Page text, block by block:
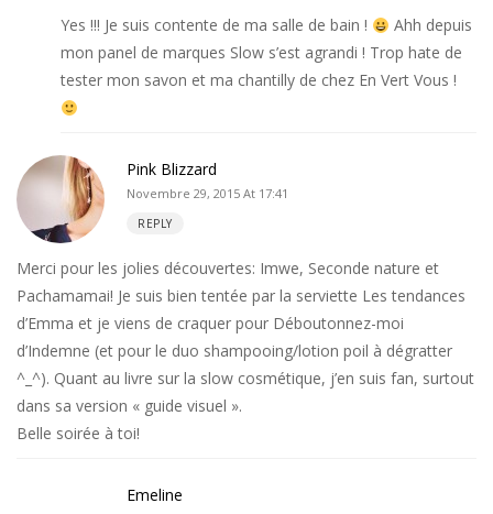
Yes !!! Je suis contente de ma salle de bain !
Ahh depuis
mon panel de marques Slow s’est agrandi ! Trop hate de
tester mon savon et ma chantilly de chez En Vert Vous !
Pink Blizzard
Novembre 29, 2015 At 17:41
REPLY
Merci pour les jolies découvertes: Imwe, Seconde nature et
Pachamamai! Je suis bien tentée par la serviette Les tendances
d’Emma et je viens de craquer pour Déboutonnez-moi
d’Indemne (et pour le duo shampooing/lotion poil à dégratter
^_^). Quant au livre sur la slow cosmétique, j’en suis fan, surtout
dans sa version « guide visuel ».
Belle soirée à toi!
Emeline